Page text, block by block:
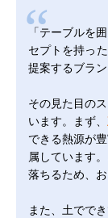
「テーブルを
セプトを持っ
提案するブラ
その見た目の
います。まず、
できる熱源が
属しています
落ちるため、
また、土でで